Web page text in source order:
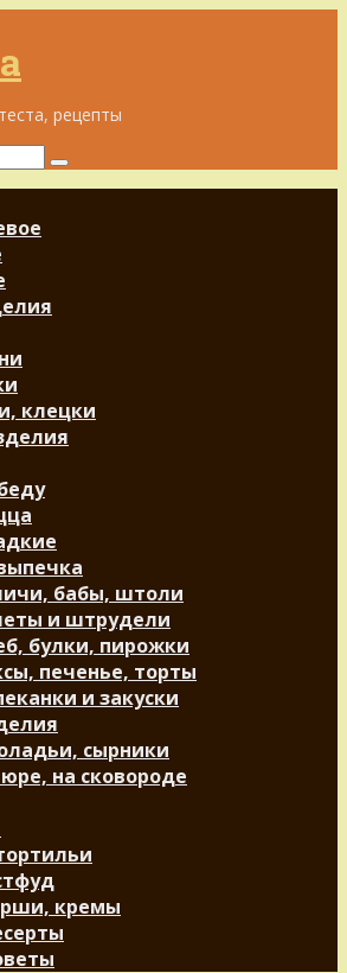
рецепты
клецки
бабы, штоли
и штрудели
булки, пирожки
печенье, торты
и закуски
сырники
на сковороде
кремы